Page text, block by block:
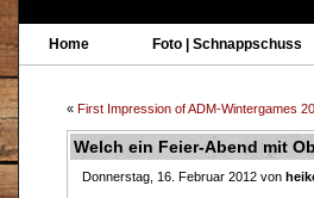
Home Foto | Schnappschuss
« First Impression of ADM-Wintergames
Welch ein Feier-Abend mit
Donnerstag, 16. Februar 2012 von